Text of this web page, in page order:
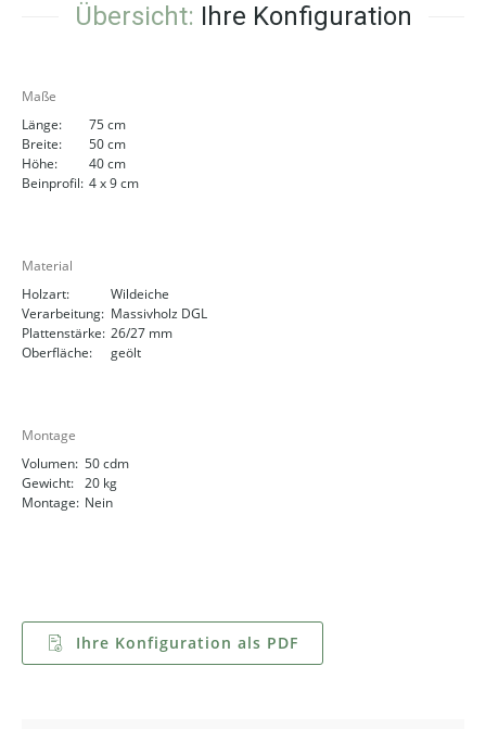
Übersicht: Ihre Konfiguration
Maße
Länge:
75 cm
Breite:
50 cm
Höhe:
40 cm
Beinprofil: 4 x 9 cm
Material
Holzart:
Wildeiche
Verarbeitung: Massivholz DGL
Plattenstärke: 26/27 mm
Oberfläche:
geölt
Montage
Volumen: 50 cdm
Gewicht: 20 kg
Montage: Nein
Ihre Konfiguration als PDF